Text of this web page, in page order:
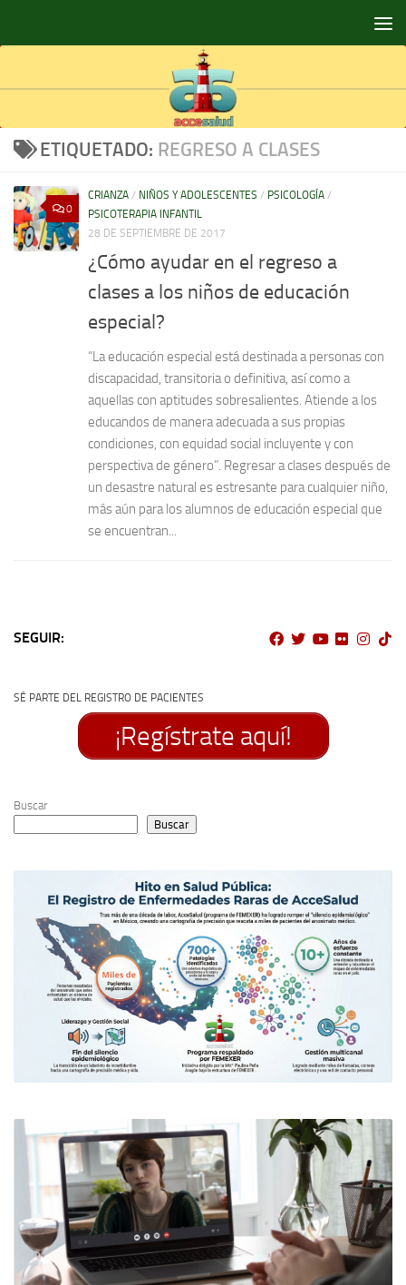
ETIQUETADO: REGRESO A CLASES
0
CRIANZA / NIÑOS Y ADOLESCENTES / PSICOLOGÍA /
PSICOTERAPIA INFANTIL
28 DE SEPTIEMBRE DE 2017
¿Cómo ayudar en el regreso a
clases a los niños de educación
especial?
“La educación especial está destinada a personas con
discapacidad, transitoria o definitiva, así como a
aquellas con aptitudes sobresalientes. Atiende a los
educandos de manera adecuada a sus propias
condiciones, con equidad social incluyente y con
perspectiva de género”. Regresar a clases después de
un desastre natural es estresante para cualquier niño,
más aún para los alumnos de educación especial que
se encuentran...
SEGUIR:
SÉ PARTE DEL REGISTRO DE PACIENTES
¡Regístrate aquí!
Buscar
Buscar